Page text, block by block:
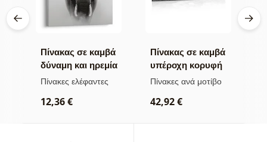
Πίνακας σε καμβά
δύναμη και ηρεμία
του ελέφαντα
Πίνακες ελέφαντες
12,36 €
Πίνακας σε καμβά
υπέροχη κορυφή
βουνού σε
εκδοχή
Πίνακες ανά μοτίβο
42,92 €